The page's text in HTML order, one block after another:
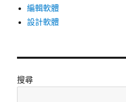
編輯軟體
設計軟體
搜尋